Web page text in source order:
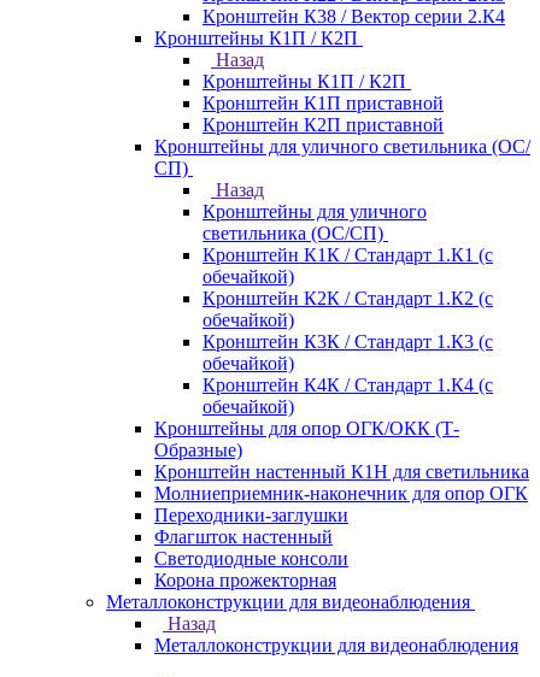
Кронштейн К38 / Вектор серии 2.К4
Кронштейны К1П / К2П
Назад
Кронштейны К1П / К2П
Кронштейн К1П приставной
Кронштейн К2П приставной
Кронштейны для уличного светильника (ОС/
СП)
Назад
Кронштейны для уличного
светильника (ОС/СП)
Кронштейн К1К / Стандарт 1.К1 (с
обечайкой)
Кронштейн К2К / Стандарт 1.К2 (с
обечайкой)
Кронштейн К3К / Стандарт 1.К3 (с
обечайкой)
Кронштейн К4К / Стандарт 1.К4 (с
обечайкой)
Кронштейны для опор ОГК/ОКК (Т-
Образные)
Кронштейн настенный К1Н для светильника
Молниеприемник-наконечник для опор ОГК
Переходники-заглушки
Флагшток настенный
Светодиодные консоли
Корона прожекторная
Металлоконструкции для видеонаблюдения
Назад
Металлоконструкции для видеонаблюдения